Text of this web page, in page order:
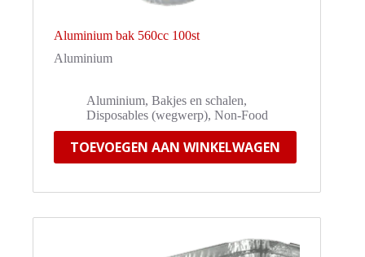
Aluminium bak 560cc 100st
Aluminium
Aluminium, Bakjes en schalen,
Disposables (wegwerp), Non-Food
TOEVOEGEN AAN WINKELWAGEN